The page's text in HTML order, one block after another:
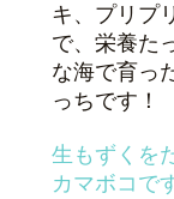
キ、プリプ
で、栄養た
な海で育っ
っちです！
生もずくを
カマボコで